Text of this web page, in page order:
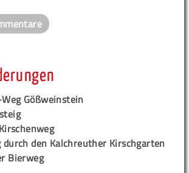
Gößweinstein
durch den Kalchreuther Kirschgarten
Bierweg